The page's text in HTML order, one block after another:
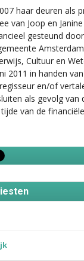
haar deuren als
van Joop en
gesteund
Cultuur en
2011 in handen
en/of
als gevolg van
van de